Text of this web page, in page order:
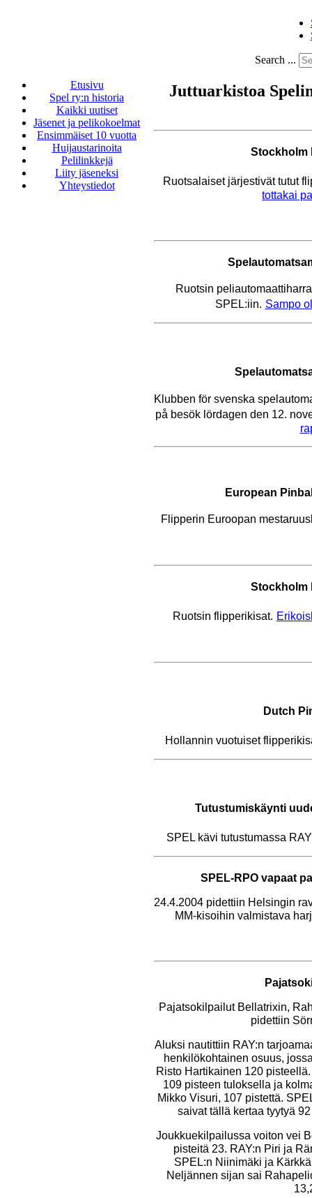
Search ...
Etusivu
Spel ry:n historia
Kaikki uutiset
Jäsenet ja pelikokoelmat
Ensimmäiset 10 vuotta
Huijaustarinoita
Pelilinkkejä
Liity jäseneksi
Yhteystiedot
Juttuarkistoa
Stockholm
Ruotsalaiset järjestivät tutut
tottakai
Ruotsin
SPEL:iin. Sampo
Klubben för svenska
på besök lördagen den 12.
European
Flipperin Euroopan
Stockholm
Ruotsin flipperikisat.
Dutch
Hollannin vuotuiset
Tutustumiskäynti
SPEL kävi tutustumassa
SPEL-RPO vapaat
24.4.2004 pidettiin Helsingin
MM-kisoihin valmistava
Pajatsokilpailut Bellatrixin,
pidettiin
Aluksi nautittiin RAY:n
henkilökohtainen osuus,
Risto Hartikainen 120
109 pisteen tuloksella ja
Mikko Visuri, 107 pistettä.
saivat tällä kertaa tyytyä
Joukkuekilpailussa voiton vei
pisteitä 23. RAY:n Piri ja
SPEL:n Niinimäki ja
Neljännen sijan sai